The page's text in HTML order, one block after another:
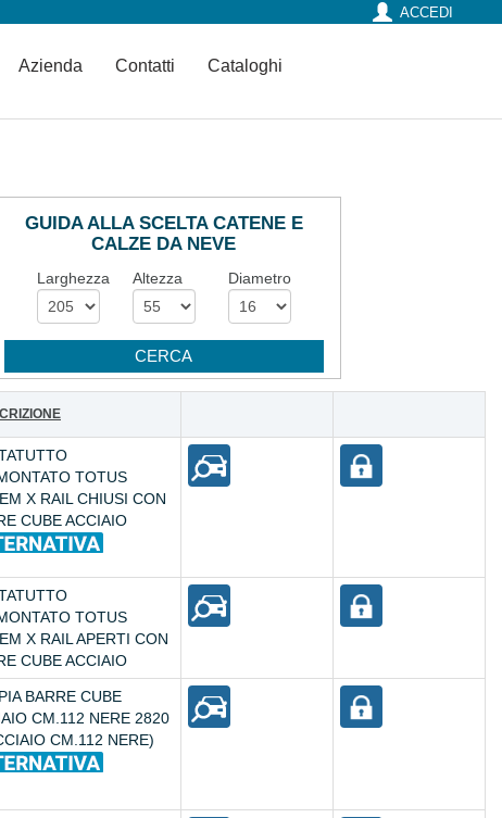
ACCEDI
Azienda Contatti Cataloghi
GUIDA ALLA SCELTA CATENE E
CALZE DA NEVE
Larghezza Altezza Diametro
TOTUS
X RAIL CHIUSI CON
CUBE ACCIAIO
TOTUS
X RAIL APERTI CON
CUBE ACCIAIO
BARRE CUBE
CM.112 NERE 2820
CM.112 NERE)